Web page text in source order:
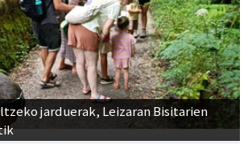
jarduerak, Leizaran Bisitarien